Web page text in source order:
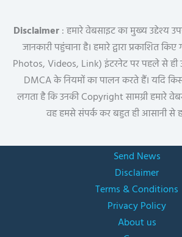
Disclaimer: हमारे वेबसाइट का मुख्य उद्देश्य
जानकारी पहुंचाना है। हमारे द्वारा प्रकाशित
Photos, Videos, Link) इंटरनेट पर पहले से
DMCA के नियमों का पालन करते हैं। यदि
लगता है कि उनकी Copyright सामग्री हमारे
वह हमसे संपर्क कर बहुत ही आसानी से
Send News
Disclaimer
Terms & Conditions
Privacy Policy
About us